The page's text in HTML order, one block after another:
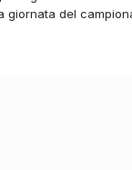
giornata del